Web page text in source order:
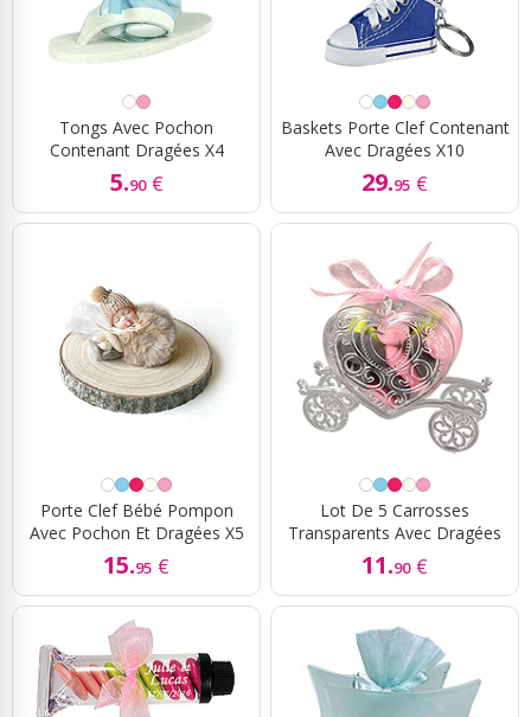
Tongs Avec Pochon
Contenant Dragées X4
5.90 €
Baskets Porte Clef Contenant
Avec Dragées X10
29.95 €
Porte Clef Bébé Pompon
Avec Pochon Et Dragées X5
15.95 €
Lot De 5 Carrosses
Transparents Avec Dragées
11.90 €